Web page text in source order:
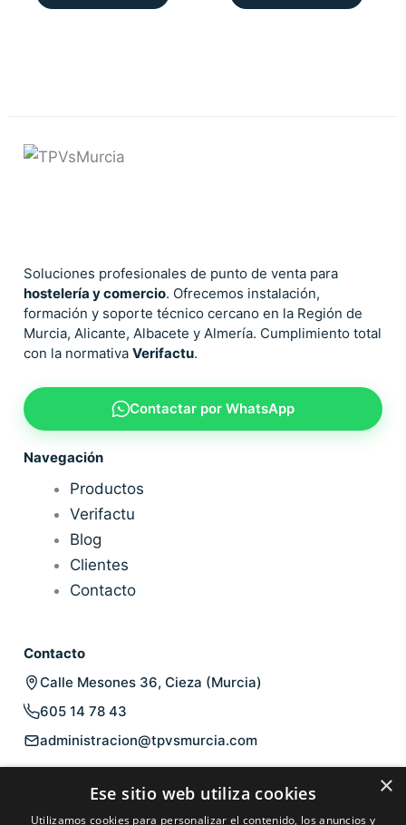
Soluciones profesionales de punto de venta para
hostelería y comercio. Ofrecemos instalación,
formación y soporte técnico cercano en la Región de
Murcia, Alicante, Albacete y Almería. Cumplimiento total
con la normativa Verifactu.
Contactar por WhatsApp
Navegación
Productos
Verifactu
Blog
Clientes
Contacto
Contacto
Calle Mesones 36, Cieza (Murcia)
605 14 78 43
administracion@tpvsmurcia.com
×
Ese sitio web utiliza cookies
Utilizamos cookies para personalizar el contenido, los anuncios y